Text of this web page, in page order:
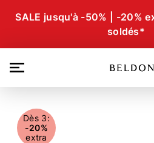
SALE jusqu'à -50% | -20%
soldés*
Dès 3:
-20%
extra